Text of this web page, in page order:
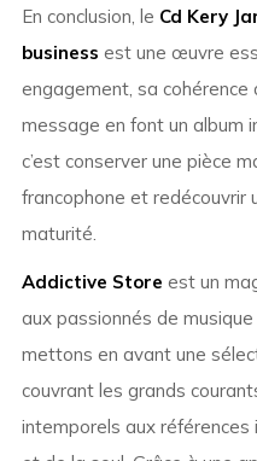
En conclusion, le Cd Kery
business est une œuvre
engagement, sa
message en font un album
c’est conserver une pièce
francophone et redécouvrir
maturité.
Addictive Store est un
aux passionnés de
mettons en avant une
couvrant les grands
intemporels aux références